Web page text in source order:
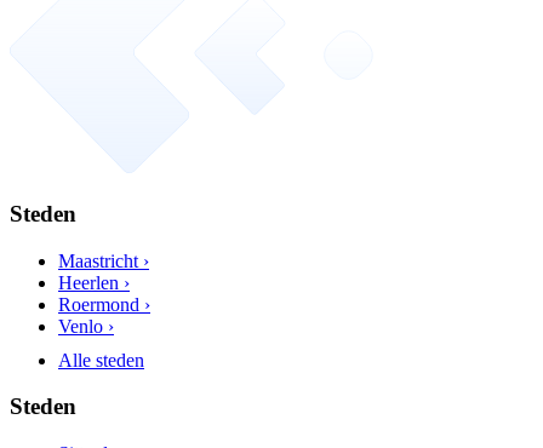
Steden
Maastricht ›
Heerlen ›
Roermond ›
Venlo ›
Alle steden
Steden